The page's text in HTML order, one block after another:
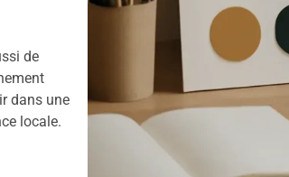
de
dans une
locale.